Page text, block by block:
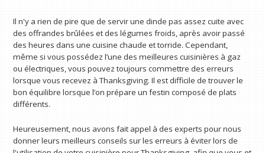
Il n'y a rien de pire que de servir une dinde pas assez cuite avec
des offrandes brûlées et des légumes froids, après avoir passé
des heures dans une cuisine chaude et torride. Cependant,
même si vous possédez l’une des meilleures cuisinières à gaz
ou électriques, vous pouvez toujours commettre des erreurs
lorsque vous recevez à Thanksgiving. Il est difficile de trouver le
bon équilibre lorsque l’on prépare un festin composé de plats
différents.
Heureusement, nous avons fait appel à des experts pour nous
donner leurs meilleurs conseils sur les erreurs à éviter lors de